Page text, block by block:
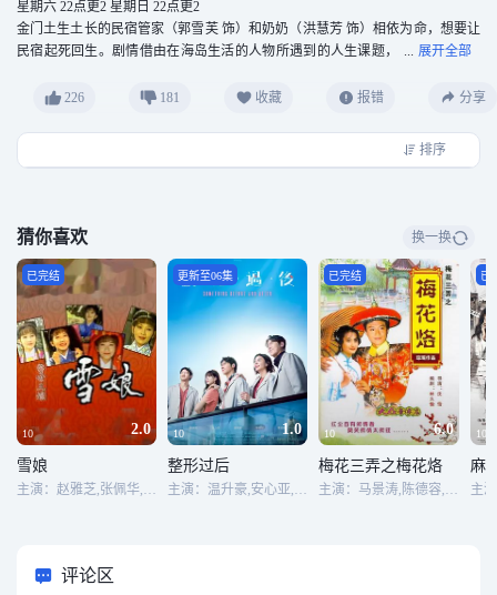
星期六 22点更2 星期日 22点更2
金门土生土长的民宿管家（郭雪芙 饰）和奶奶（洪慧芳 饰）相依为命，想要让
民宿起死回生。剧情借由在海岛生活的人物所遇到的人生课题，
洋楼，绝美的高粱田与沙滩景色，充满共鸣的华语怀旧金曲与家乡手路菜，打
226 181 收藏 报错 分享
排序
猜你喜欢 换一换
10 2.0
已完结
雪娘
主演：赵雅芝,张佩华,狄威,谢屏楠,杨淑华,李欣,俞峻峰,罗长安,欧阳秀文,常枫,高兰村,俞蓓蓓,陈慧楼,聂秉贤,许立坤,李波,王绕燕,郭军,陈靓芬,黄冠雄,高明
10 1.0
更新至06集
整形过后
主演：温升豪,安心亚,张榕容,陈邦鋆,庞蕾馨,李廷镇,洪暐哲,邹承恩,潘仪君,郭子乾,刘瑞琪,曹兰,王渝萱,汤志伟,赵永馨,艾怡良,邱凯伟,胡玮杰,曾向镇,夏腾宏,张再兴,林育品,童毅军,黄珮琪
10 6.0
已完结
梅花三弄之梅花烙
主演：马景涛,陈德容,金铭,鲁文,沈海蓉,王秀峰,岳跃利,宋逸民,勾峰,冯光荣,韩再峰,杜素真,刘子蔚,周曼荣,应志伟
10
已
麻
评论区